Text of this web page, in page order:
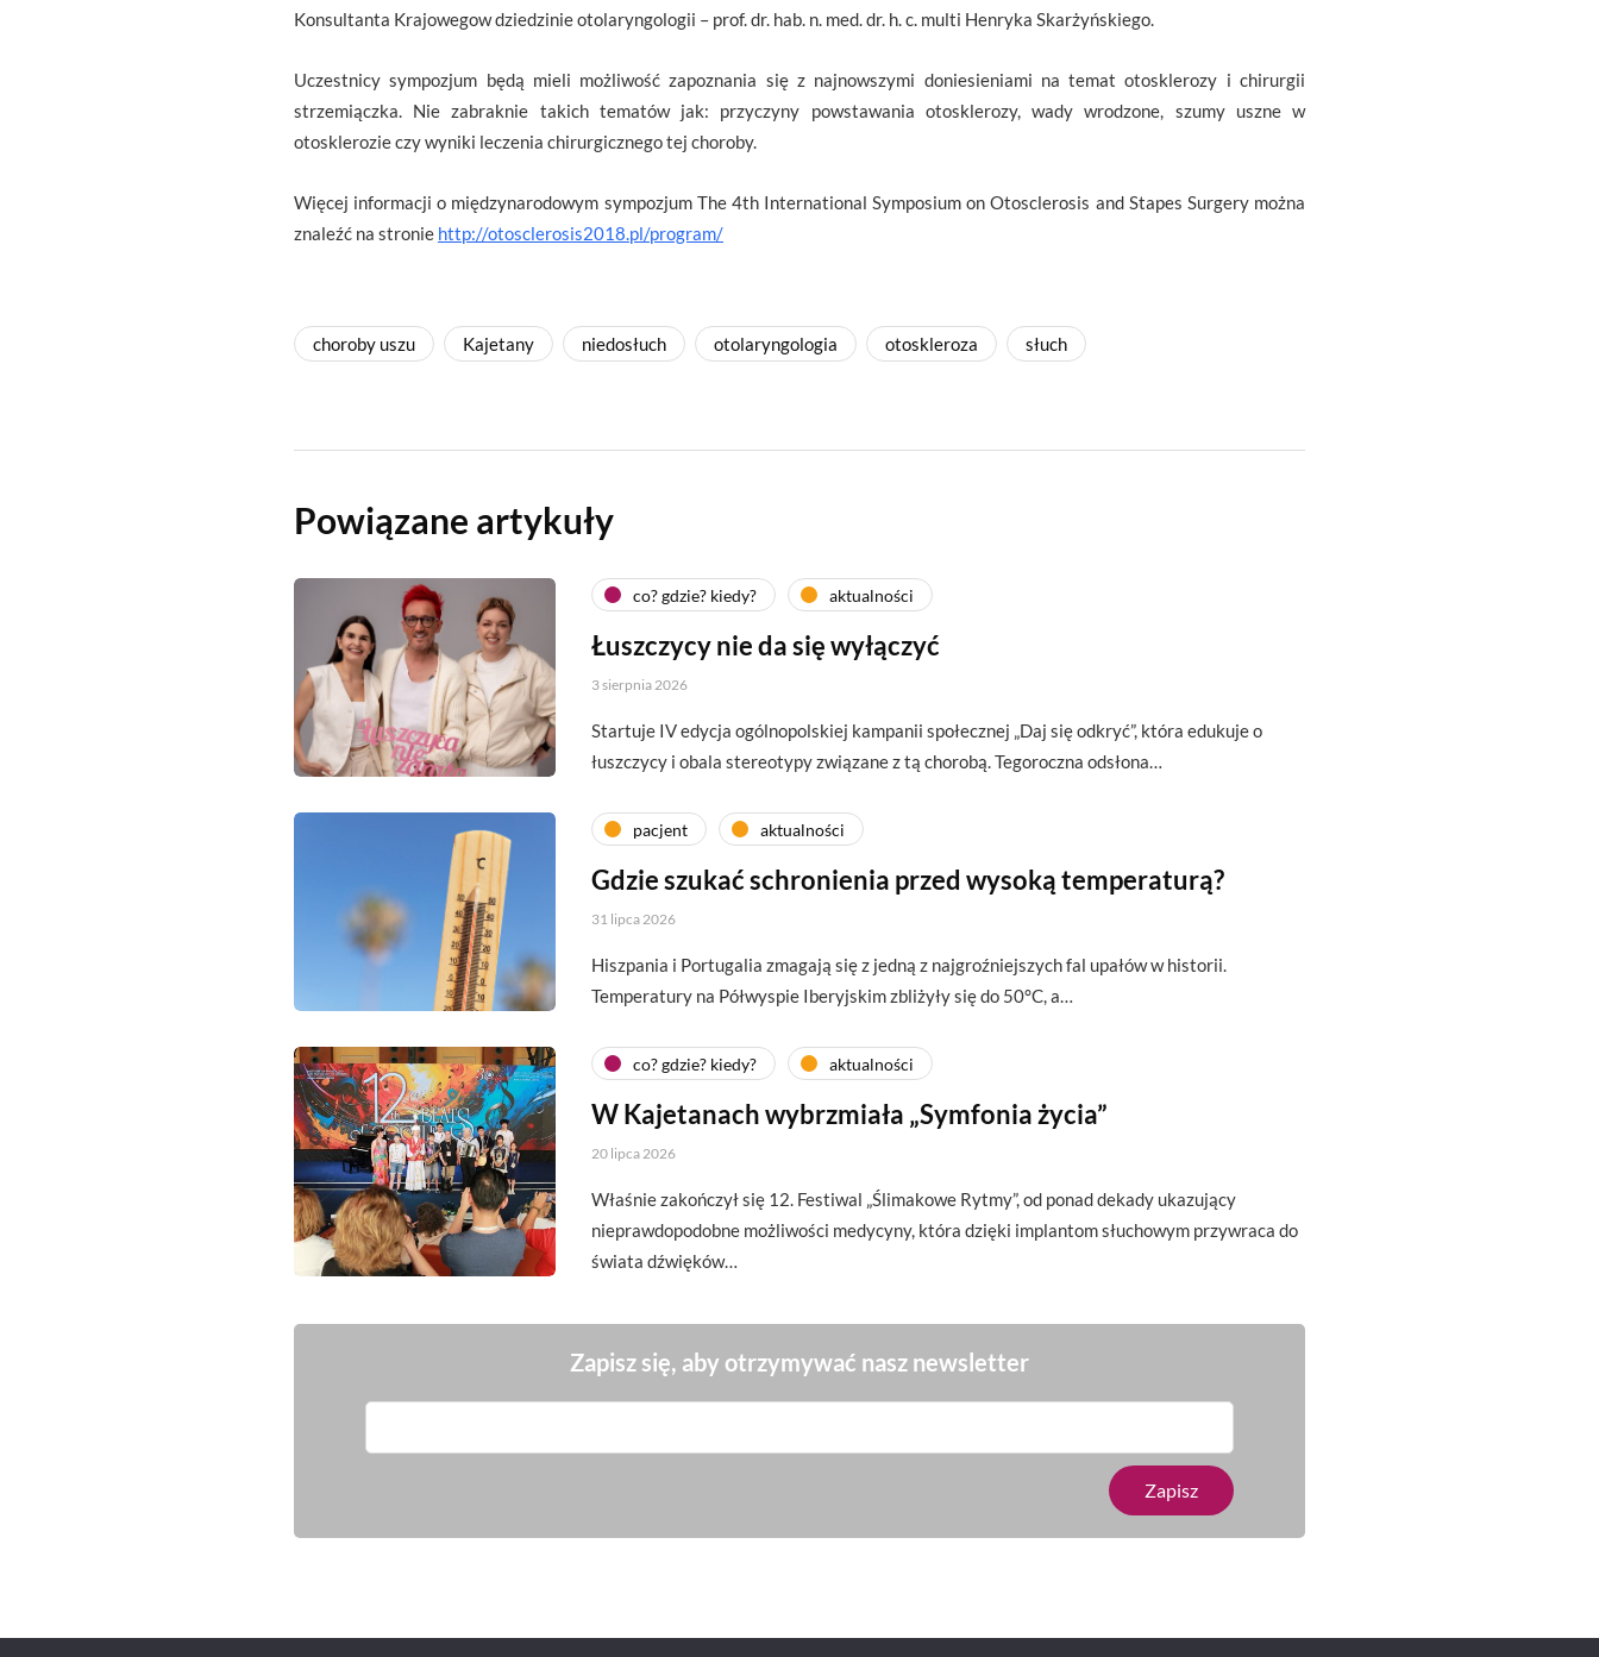
Konsultanta Krajowegow dziedzinie otolaryngologii – prof. dr. hab. n. med. dr. h. c. multi Henryka Skarżyńskiego.
Uczestnicy sympozjum będą mieli możliwość zapoznania się z najnowszymi doniesieniami na temat otosklerozy i chirurgii
strzemiączka. Nie zabraknie takich tematów jak: przyczyny powstawania otosklerozy, wady wrodzone, szumy uszne w
otosklerozie czy wyniki leczenia chirurgicznego tej choroby.
Więcej informacji o międzynarodowym sympozjum The 4th International Symposium on Otosclerosis and Stapes Surgery można
znaleźć na stronie http://otosclerosis2018.pl/program/
choroby uszu Kajetany niedosłuch otolaryngologia otoskleroza słuch
Powiązane artykuły
co? gdzie? kiedy? aktualności
Łuszczycy nie da się wyłączyć
3 sierpnia 2026
Startuje IV edycja ogólnopolskiej kampanii społecznej „Daj się odkryć”, która edukuje o
łuszczycy i obala stereotypy związane z tą chorobą. Tegoroczna odsłona…
pacjent aktualności
Gdzie szukać schronienia przed wysoką temperaturą?
31 lipca 2026
Hiszpania i Portugalia zmagają się z jedną z najgroźniejszych fal upałów w historii.
Temperatury na Półwyspie Iberyjskim zbliżyły się do 50°C, a…
co? gdzie? kiedy? aktualności
W Kajetanach wybrzmiała „Symfonia życia”
20 lipca 2026
Właśnie zakończył się 12. Festiwal „Ślimakowe Rytmy”, od ponad dekady ukazujący
nieprawdopodobne możliwości medycyny, która dzięki implantom słuchowym przywraca do
świata dźwięków…
Zapisz się, aby otrzymywać nasz newsletter